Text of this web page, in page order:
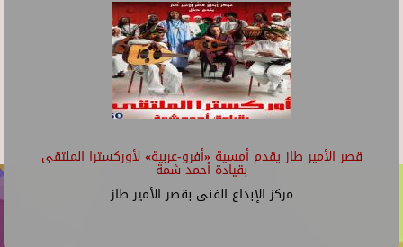
قصر الأمير طاز يقدم أمسية «أفرو-عربية» لأوركسترا الملتقى
بقيادة أحمد شمة
مركز الإبداع الفنى بقصر الأمير طاز